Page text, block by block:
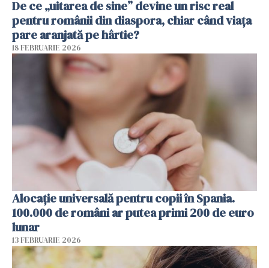
De ce „uitarea de sine” devine un risc real
pentru românii din diaspora, chiar când viața
pare aranjată pe hârtie?
18 FEBRUARIE 2026
Alocație universală pentru copii în Spania.
100.000 de români ar putea primi 200 de euro
lunar
13 FEBRUARIE 2026